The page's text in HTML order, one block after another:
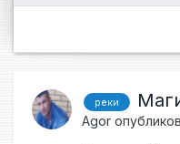
реки
Agor